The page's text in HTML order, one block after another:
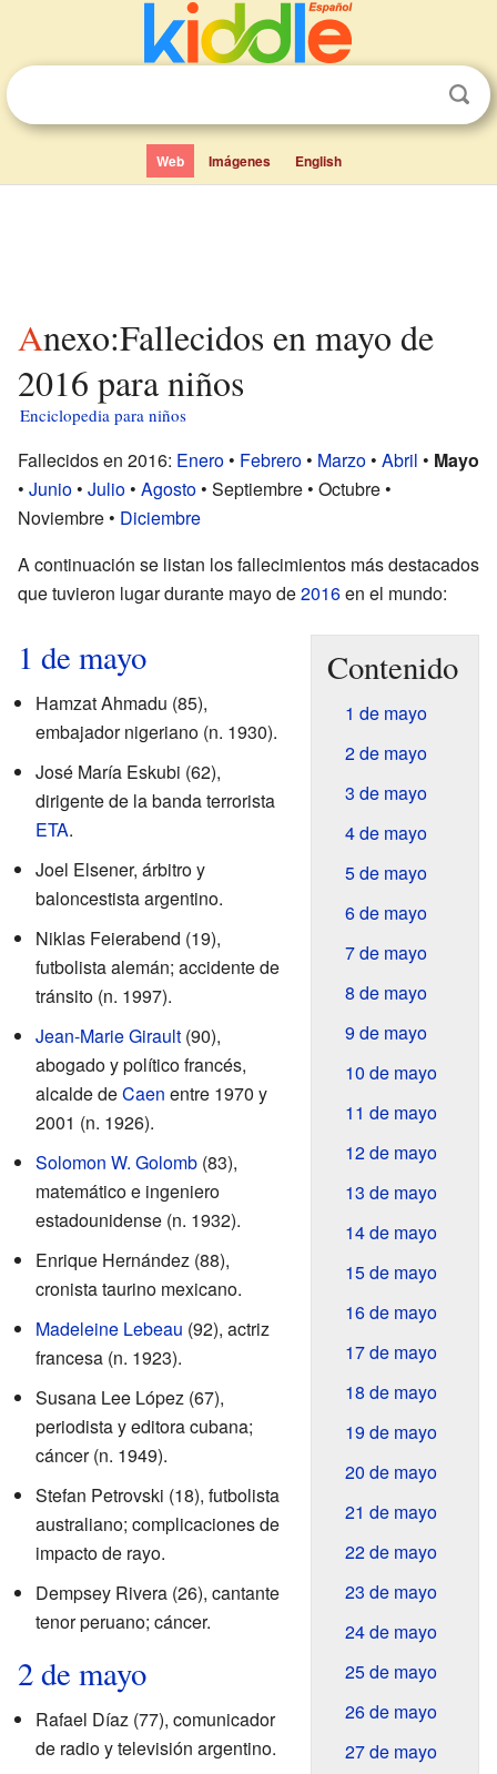
Web Imágenes English
Anexo:Fallecidos en mayo de
2016 para niños
Enciclopedia para niños
Fallecidos en 2016: Enero • Febrero • Marzo • Abril • Mayo
• Junio • Julio • Agosto • Septiembre • Octubre •
Noviembre • Diciembre
A continuación se listan los fallecimientos más destacados
que tuvieron lugar durante mayo de2016en el mundo:
Contenido
1 de mayo
2 de mayo
3 de mayo
4 de mayo
5 de mayo
6 de mayo
7 de mayo
8 de mayo
9 de mayo
10 de mayo
11 de mayo
12 de mayo
13 de mayo
14 de mayo
15 de mayo
16 de mayo
17 de mayo
18 de mayo
19 de mayo
20 de mayo
21 de mayo
22 de mayo
23 de mayo
24 de mayo
25 de mayo
26 de mayo
27 de mayo
1 de mayo
Hamzat Ahmadu (85),
embajador nigeriano (n. 1930).
José María Eskubi (62),
dirigente de la banda terrorista
ETA.
Joel Elsener, árbitro y
baloncestista argentino.
Niklas Feierabend (19),
futbolista alemán; accidente de
tránsito (n. 1997).
Jean-Marie Girault (90),
abogado y político francés,
alcalde deCaen entre 1970 y
2001 (n. 1926).
Solomon W. Golomb (83),
matemático e ingeniero
estadounidense (n. 1932).
Enrique Hernández (88),
cronista taurino mexicano.
Madeleine Lebeau (92), actriz
francesa (n. 1923).
Susana Lee López (67),
periodista y editora cubana;
cáncer (n. 1949).
Stefan Petrovski (18), futbolista
australiano; complicaciones de
impacto de rayo.
Dempsey Rivera (26), cantante
tenor peruano; cáncer.
2 de mayo
Rafael Díaz (77), comunicador
de radio y televisión argentino.